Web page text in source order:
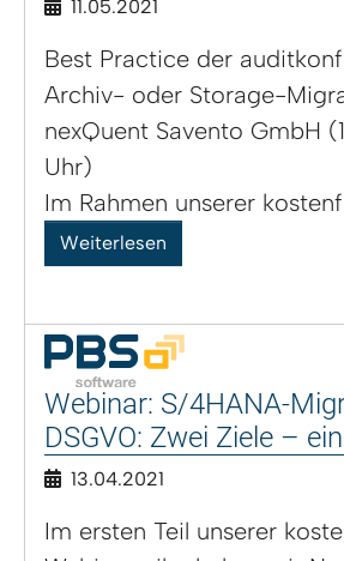
11.05.2021
Best Practice der
Archiv- oder Storage-
nexQuent Savento GmbH
Uhr)
Im Rahmen unserer
Weiterlesen
Webinar: S/4HANA-
DSGVO: Zwei Ziele –
13.04.2021
Im ersten Teil unserer